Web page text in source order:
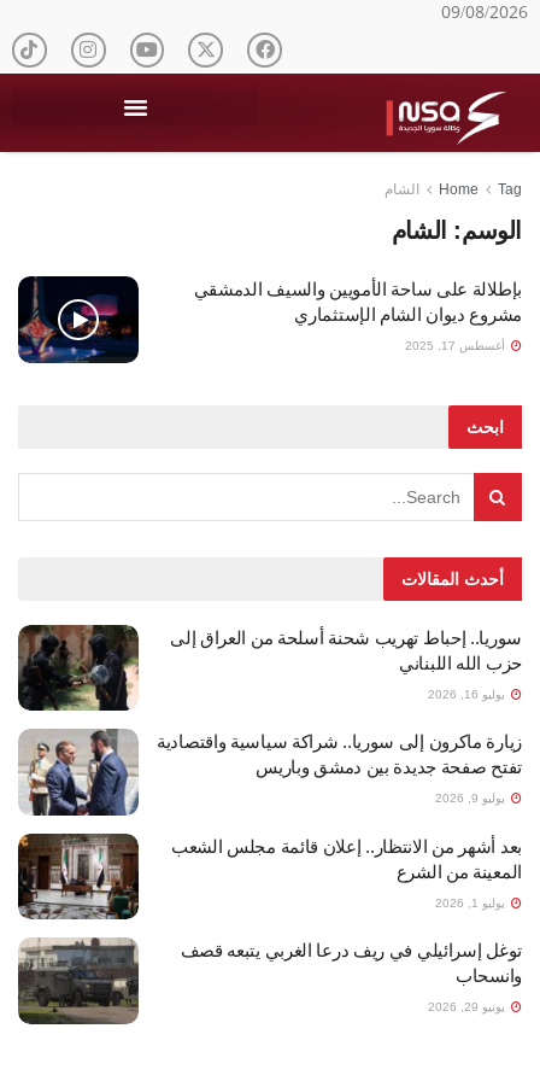
09/08/2026
Home Tag الشام
الوسم: الشام
بإطلالة على ساحة الأمويين والسيف الدمشقي
مشروع ديوان الشام الإستثماري
أغسطس 17, 2025
ابحث
أحدث المقالات
سوريا.. إحباط تهريب شحنة أسلحة من العراق إلى
حزب الله اللبناني
يوليو 16, 2026
زيارة ماكرون إلى سوريا.. شراكة سياسية واقتصادية
تفتح صفحة جديدة بين دمشق وباريس
يوليو 9, 2026
بعد أشهر من الانتظار.. إعلان قائمة مجلس الشعب
المعينة من الشرع
يوليو 1, 2026
توغل إسرائيلي في ريف درعا الغربي يتبعه قصف
وانسحاب
يونيو 29, 2026